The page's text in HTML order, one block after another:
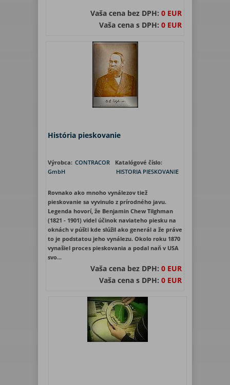
Vaša cena bez DPH: 0 EUR
Vaša cena s DPH: 0 EUR
História pieskovanie
Výrobca: CONTRACOR
GmbH
Katalógové číslo:
HISTORIA PIESKOVANIE
Rovnako ako mnoho vynálezov tiež
pieskovanie sa vyvinulo z prírodného javu.
Legenda hovorí, že Benjamin Chew Tilghman
(1821 - 1901) videl účinok naviateho piesku na
oknách v púšti kde slúžil ako generál a že práve
to je podstatou jeho vynálezu. Okolo roku 1870
vynašiel proces pieskovania a podal naň v USA
svo...
Vaša cena bez DPH: 0 EUR
Vaša cena s DPH: 0 EUR